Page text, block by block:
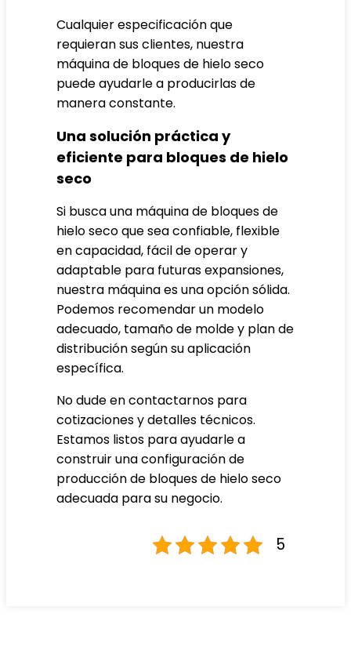
Cualquier especificación que
requieran sus clientes, nuestra
máquina de bloques de hielo seco
puede ayudarle a producirlas de
manera constante.
Una solución práctica y
eficiente para bloques de hielo
seco
Si busca una máquina de bloques de
hielo seco que sea confiable, flexible
en capacidad, fácil de operar y
adaptable para futuras expansiones,
nuestra máquina es una opción sólida.
Podemos recomendar un modelo
adecuado, tamaño de molde y plan de
distribución según su aplicación
específica.
No dude en contactarnos para
cotizaciones y detalles técnicos.
Estamos listos para ayudarle a
construir una configuración de
producción de bloques de hielo seco
adecuada para su negocio.
5